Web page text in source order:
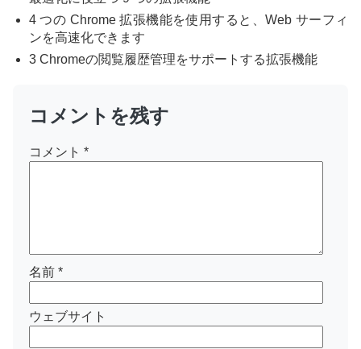
4 つの Chrome 拡張機能を使用すると、Web サーフィ
ンを高速化できます
3 Chromeの閲覧履歴管理をサポートする拡張機能
コメントを残す
コメント *
名前 *
ウェブサイト